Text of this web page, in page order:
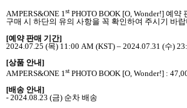
AMPERS&ONE 1st PHOTO BOOK [O, Wonder!] 예약
구매 시 하단의 유의 사항을 꼭 확인하여 주시기 바
[예약 판매 기간]
2024.07.25 (목) 11:00 AM (KST) – 2024.07.31 (수)
[상품 안내]
AMPERS&ONE 1 st PHOTO BOOK [O, Wonder!] :
[배송 안내]
- 2024.08.23 (금) 순차 배송